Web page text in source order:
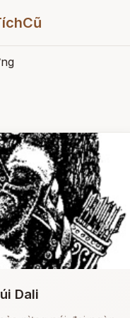
Dali